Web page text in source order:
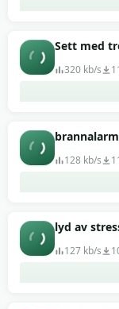
Sett med
320 kb/s
brannalarm
128 kb/s
lyd av
127 kb/s